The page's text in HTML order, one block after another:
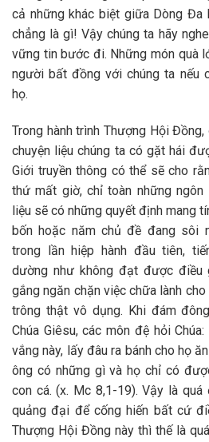
cả những khác biệt giữa Dòng Đa
chẳng là gì! Vậy chúng ta hãy
vững tin bước đi. Những món quà
người bất đồng với chúng ta nếu
họ.
Trong hành trình Thượng Hội
chuyện liệu chúng ta có gặt hái
Giới truyền thông có thể sẽ cho
thứ mất giờ, chỉ toàn những
liệu sẽ có những quyết định mang
bốn hoặc năm chủ đề đang sôi
trong lần hiệp hành đầu tiên,
dường như không đạt được điều
gắng ngăn chặn việc chữa lành
trông thật vô dụng. Khi đám
Chúa Giêsu, các môn đệ hỏi
vắng này, lấy đâu ra bánh cho họ
ông có những gì và họ chỉ có
con cá. (x. Mc 8,1-19). Vậy là
quảng đại để cống hiến bất cứ
Thượng Hội Đồng này thì thế là